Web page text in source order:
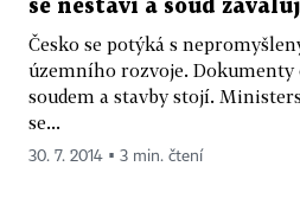
se nestaví a soud
Česko se potýká s
územního rozvoje. Dokumenty
soudem a stavby stojí.
se...
30. 7. 2014 ▪ 3 min. čtení